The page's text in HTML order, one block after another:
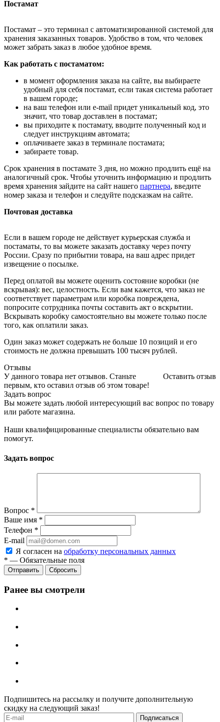
Постамат
Постамат – это терминал с автоматизированной системой для
хранения заказанных товаров. Удобство в том, что человек
может забрать заказ в любое удобное время.
Как работать с постаматом:
в момент оформления заказа на сайте, вы выбираете
удобный для себя постамат, если такая система работает
в вашем городе;
на ваш телефон или e-mail придет уникальный код, это
значит, что товар доставлен в постамат;
вы приходите к постамату, вводите полученный код и
следует инструкциям автомата;
оплачиваете заказ в терминале постамата;
забираете товар.
Срок хранения в постамате 3 дня, но можно продлить ещё на
аналогичный срок. Чтобы уточнить информацию и продлить
время хранения зайдите на сайт нашего партнера, введите
номер заказа и телефон и следуйте подсказкам на сайте.
Почтовая доставка
Если в вашем городе не действует курьерская служба и
постаматы, то вы можете заказать доставку через почту
России. Сразу по прибытии товара, на ваш адрес придет
извещение о посылке.
Перед оплатой вы можете оценить состояние коробки (не
вскрывая): вес, целостность. Если вам кажется, что заказ не
соответствует параметрам или коробка повреждена,
попросите сотрудника почты составить акт о вскрытии.
Вскрывать коробку самостоятельно вы можете только после
того, как оплатили заказ.
Один заказ может содержать не больше 10 позиций и его
стоимость не должна превышать 100 тысяч рублей.
Отзывы
Оставить отзыв
У данного товара нет отзывов. Станьте
первым, кто оставил отзыв об этом товаре!
Задать вопрос
Вы можете задать любой интересующий вас вопрос по товару
или работе магазина.
Наши квалифицированные специалисты обязательно вам
помогут.
Задать вопрос
Вопрос *
Ваше имя *
Телефон *
E-mail
Я согласен на обработку персональных данных
* — Обязательные поля
Отправить Сбросить
Ранее вы смотрели
Подпишитесь на рассылку и получите дополнительную
скидку на следующий заказ!